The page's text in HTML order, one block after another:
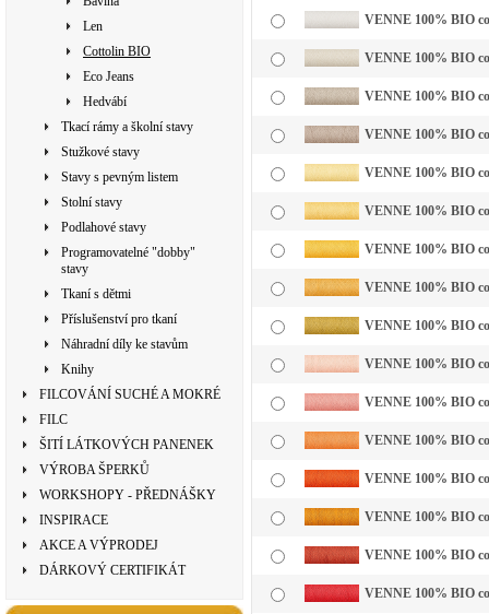
Len
Cottolin BIO
Eco Jeans
Hedvábí
Tkací rámy a školní stavy
Stužkové stavy
Stavy s pevným listem
Stolní stavy
Podlahové stavy
Programovatelné "dobby"
stavy
Tkaní s dětmi
Příslušenství pro tkaní
Náhradní díly ke stavům
Knihy
FILCOVÁNÍ SUCHÉ A MOKRÉ
FILC
ŠITÍ LÁTKOVÝCH PANENEK
VÝROBA ŠPERKŮ
WORKSHOPY - PŘEDNÁŠKY
INSPIRACE
AKCE A VÝPRODEJ
DÁRKOVÝ CERTIFIKÁT
VENNE 100% BIO
VENNE 100% BIO
VENNE 100% BIO
VENNE 100% BIO
VENNE 100% BIO
VENNE 100% BIO
VENNE 100% BIO
VENNE 100% BIO
VENNE 100% BIO
VENNE 100% BIO
VENNE 100% BIO
VENNE 100% BIO
VENNE 100% BIO
VENNE 100% BIO
VENNE 100% BIO
VENNE 100% BIO